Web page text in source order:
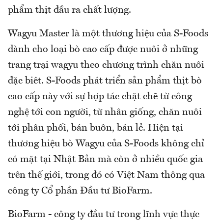
phẩm thịt đầu ra chất lượng.
Wagyu Master là một thương hiệu của S-Foods
dành cho loại bò cao cấp được nuôi ở những
trang trại wagyu theo chương trình chăn nuôi
đặc biêt. S-Foods phát triển sản phẩm thịt bò
cao cấp này với sự hợp tác chặt chẽ từ công
nghệ tới con người, từ nhân giống, chăn nuôi
tới phân phối, bán buôn, bán lẻ. Hiện tại
thương hiệu bò Wagyu của S-Foods không chỉ
có mặt tại Nhật Bản mà còn ở nhiều quốc gia
trên thế giới, trong đó có Việt Nam thông qua
công ty Cổ phần Đầu tư BioFarm.
BioFarm - công ty đầu tư trong lĩnh vực thực